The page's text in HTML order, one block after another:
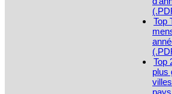
Top
Top
plus